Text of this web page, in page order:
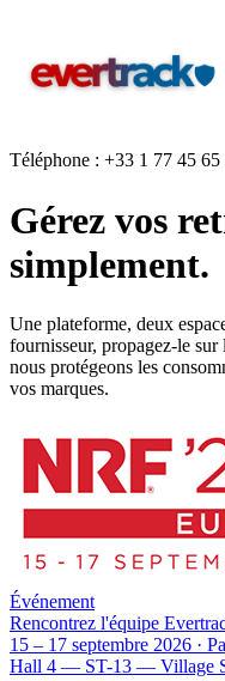
Téléphone : +33 1 77 45
Gérez vos
simplement.
Une plateforme, deux
fournisseur, propagez-le
nous protégeons les
vos marques.
Événement
Rencontrez l'équipe
15 – 17 septembre 2026 ·
Hall 4 — ST-13 — Village